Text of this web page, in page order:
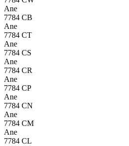
Ane
7784 CB
Ane
7784 CT
Ane
7784 CS
Ane
7784 CR
Ane
7784 CP
Ane
7784 CN
Ane
7784 CM
Ane
7784 CL